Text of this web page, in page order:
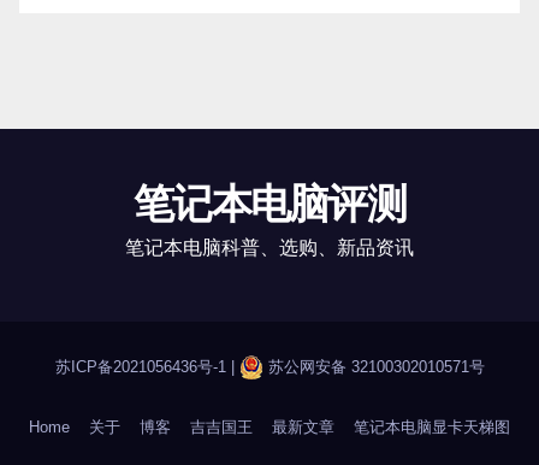
笔记本电脑评测
笔记本电脑科普、选购、新品资讯
苏ICP备2021056436号-1 | 苏公网安备 32100302010571号
Home 关于 博客 吉吉国王 最新文章 笔记本电脑显卡天梯图